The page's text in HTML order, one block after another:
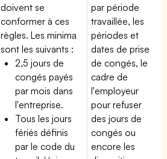
doivent se
conformer à ces
règles. Les minima
sont les suivants :
2,5 jours de
congés payés
par mois dans
l'entreprise.
Tous les jours
fériés définis
par le code du
par période
travaillée, les
périodes et
dates de prise
de congés, le
cadre de
l'employeur
pour refuser
des jours de
congés ou
encore les